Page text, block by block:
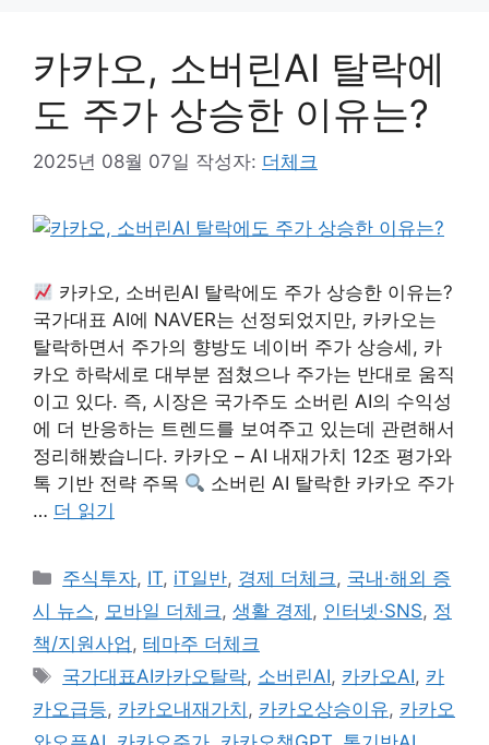
카카오, 소버린AI 탈락에
도 주가 상승한 이유는?
2025년 08월 07일 작성자: 더체크
카카오, 소버린AI 탈락에도 주가 상승한 이유는?
국가대표 AI에 NAVER는 선정되었지만, 카카오는
탈락하면서 주가의 향방도 네이버 주가 상승세, 카
카오 하락세로 대부분 점쳤으나 주가는 반대로 움직
이고 있다. 즉, 시장은 국가주도 소버린 AI의 수익성
에 더 반응하는 트렌드를 보여주고 있는데 관련해서
정리해봤습니다. 카카오 – AI 내재가치 12조 평가와
톡 기반 전략 주목
소버린 AI 탈락한 카카오 주가
… 더 읽기
카
테
리
주식투자, IT, iT일반, 경제 더체크, 국내·해외 증
시 뉴스, 모바일 더체크, 생활 경제 , 인터넷·SNS, 정
책/지원사업, 테마주 더체크
태
그
국가대표AI카카오탈락, 소버린AI, 카카오AI, 카
카오급등, 카카오내재가치 , 카카오상승이유, 카카오